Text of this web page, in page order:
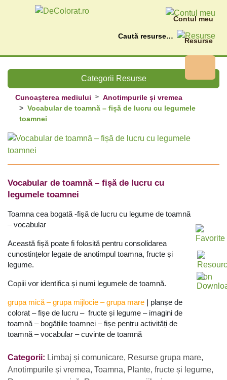
Contul meu
Resurse
Caută
Categorii Resurse
Cunoașterea mediului
Anotimpurile și vremea
Vocabular de toamnă – fișă de lucru cu legumele
toamnei
Vocabular de toamnă – fișă de lucru cu
legumele toamnei
Toamna cea bogată -fișă de lucru cu legume de toamnă
– vocabular
Această fișă poate fi folosită pentru consolidarea
cunostințelor legate de anotimpul toamna, fructe și
legume.
Copiii vor identifica și numi legumele de toamnă.
grupa mică – grupa mijlocie – grupa mare | planșe de
colorat – fișe de lucru – fructe și legume – imagini de
toamnă – bogățiile toamnei – fișe pentru activități de
toamnă – vocabular – cuvinte de toamnă
Categorii: Limbaj și comunicare, Resurse grupa mare,
Anotimpurile și vremea, Toamna, Plante, fructe și legume,